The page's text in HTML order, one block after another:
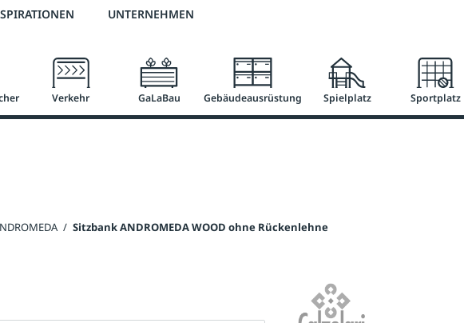
2 % Vorkassen-Skonto versandkostenfrei ab 50 €
UNTERNEHMEN
Verkehr GaLaBau Gebäudeausrüstung Spielplatz Sportplatz
/ Sitzbank ANDROMEDA WOOD ohne Rückenlehne